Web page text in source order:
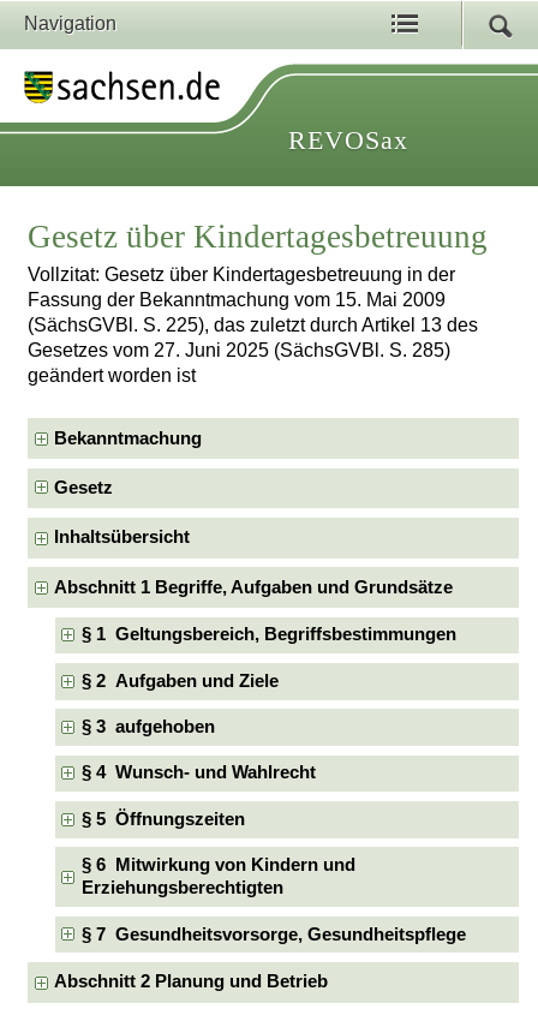
Navigation
REVOSax
Gesetz über Kindertagesbetreuung
Vollzitat: Gesetz über Kindertagesbetreuung in der
Fassung der Bekanntmachung vom 15. Mai 2009
(SächsGVBl. S. 225), das zuletzt durch Artikel 13 des
Gesetzes vom 27. Juni 2025 (SächsGVBl. S. 285)
geändert worden ist
Bekanntmachung
Gesetz
Inhaltsübersicht
Abschnitt 1 Begriffe, Aufgaben und Grundsätze
§ 1 Geltungsbereich, Begriffsbestimmungen
§ 2 Aufgaben und Ziele
§ 3 aufgehoben
§ 4 Wunsch- und Wahlrecht
§ 5 Öffnungszeiten
§ 6 Mitwirkung von Kindern und
Erziehungsberechtigten
§ 7 Gesundheitsvorsorge, Gesundheitspflege
Abschnitt 2 Planung und Betrieb